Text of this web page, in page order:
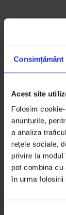
Consimțământ
Acest site
Folosim
anunțurile,
a analiza
rețele sociale,
privire la
pot combina cu
în urma folosirii